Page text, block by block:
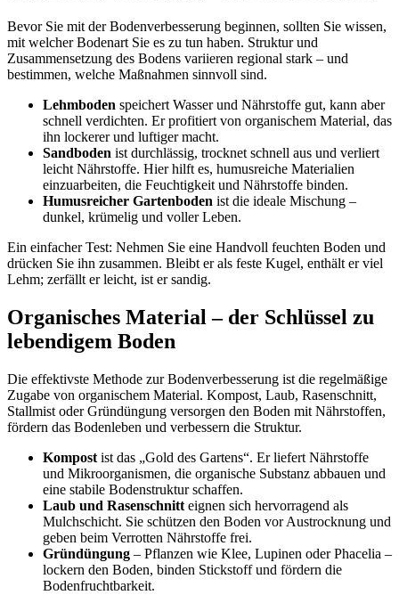
Bevor Sie mit der Bodenverbesserung beginnen, sollten Sie wissen,
mit welcher Bodenart Sie es zu tun haben. Struktur und
Zusammensetzung des Bodens variieren regional stark – und
bestimmen, welche Maßnahmen sinnvoll sind.
Lehmboden speichert Wasser und Nährstoffe gut, kann aber
schnell verdichten. Er profitiert von organischem Material, das
ihn lockerer und luftiger macht.
Sandboden ist durchlässig, trocknet schnell aus und verliert
leicht Nährstoffe. Hier hilft es, humusreiche Materialien
einzuarbeiten, die Feuchtigkeit und Nährstoffe binden.
Humusreicher Gartenboden ist die ideale Mischung –
dunkel, krümelig und voller Leben.
Ein einfacher Test: Nehmen Sie eine Handvoll feuchten Boden und
drücken Sie ihn zusammen. Bleibt er als feste Kugel, enthält er viel
Lehm; zerfällt er leicht, ist er sandig.
Organisches Material – der Schlüssel zu
lebendigem Boden
Die effektivste Methode zur Bodenverbesserung ist die regelmäßige
Zugabe von organischem Material. Kompost, Laub, Rasenschnitt,
Stallmist oder Gründüngung versorgen den Boden mit Nährstoffen,
fördern das Bodenleben und verbessern die Struktur.
Kompost ist das „Gold des Gartens“. Er liefert Nährstoffe
und Mikroorganismen, die organische Substanz abbauen und
eine stabile Bodenstruktur schaffen.
Laub und Rasenschnitt eignen sich hervorragend als
Mulchschicht. Sie schützen den Boden vor Austrocknung und
geben beim Verrotten Nährstoffe frei.
Gründüngung – Pflanzen wie Klee, Lupinen oder Phacelia –
lockern den Boden, binden Stickstoff und fördern die
Bodenfruchtbarkeit.